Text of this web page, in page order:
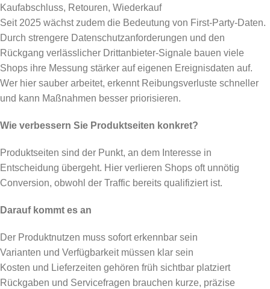
Kaufabschluss, Retouren, Wiederkauf
Seit 2025 wächst zudem die Bedeutung von First-Party-Daten.
Durch strengere Datenschutzanforderungen und den
Rückgang verlässlicher Drittanbieter-Signale bauen viele
Shops ihre Messung stärker auf eigenen Ereignisdaten auf.
Wer hier sauber arbeitet, erkennt Reibungsverluste schneller
und kann Maßnahmen besser priorisieren.
Wie verbessern Sie Produktseiten konkret?
Produktseiten sind der Punkt, an dem Interesse in
Entscheidung übergeht. Hier verlieren Shops oft unnötig
Conversion, obwohl der Traffic bereits qualifiziert ist.
Darauf kommt es an
Der Produktnutzen muss sofort erkennbar sein
Varianten und Verfügbarkeit müssen klar sein
Kosten und Lieferzeiten gehören früh sichtbar platziert
Rückgaben und Servicefragen brauchen kurze, präzise